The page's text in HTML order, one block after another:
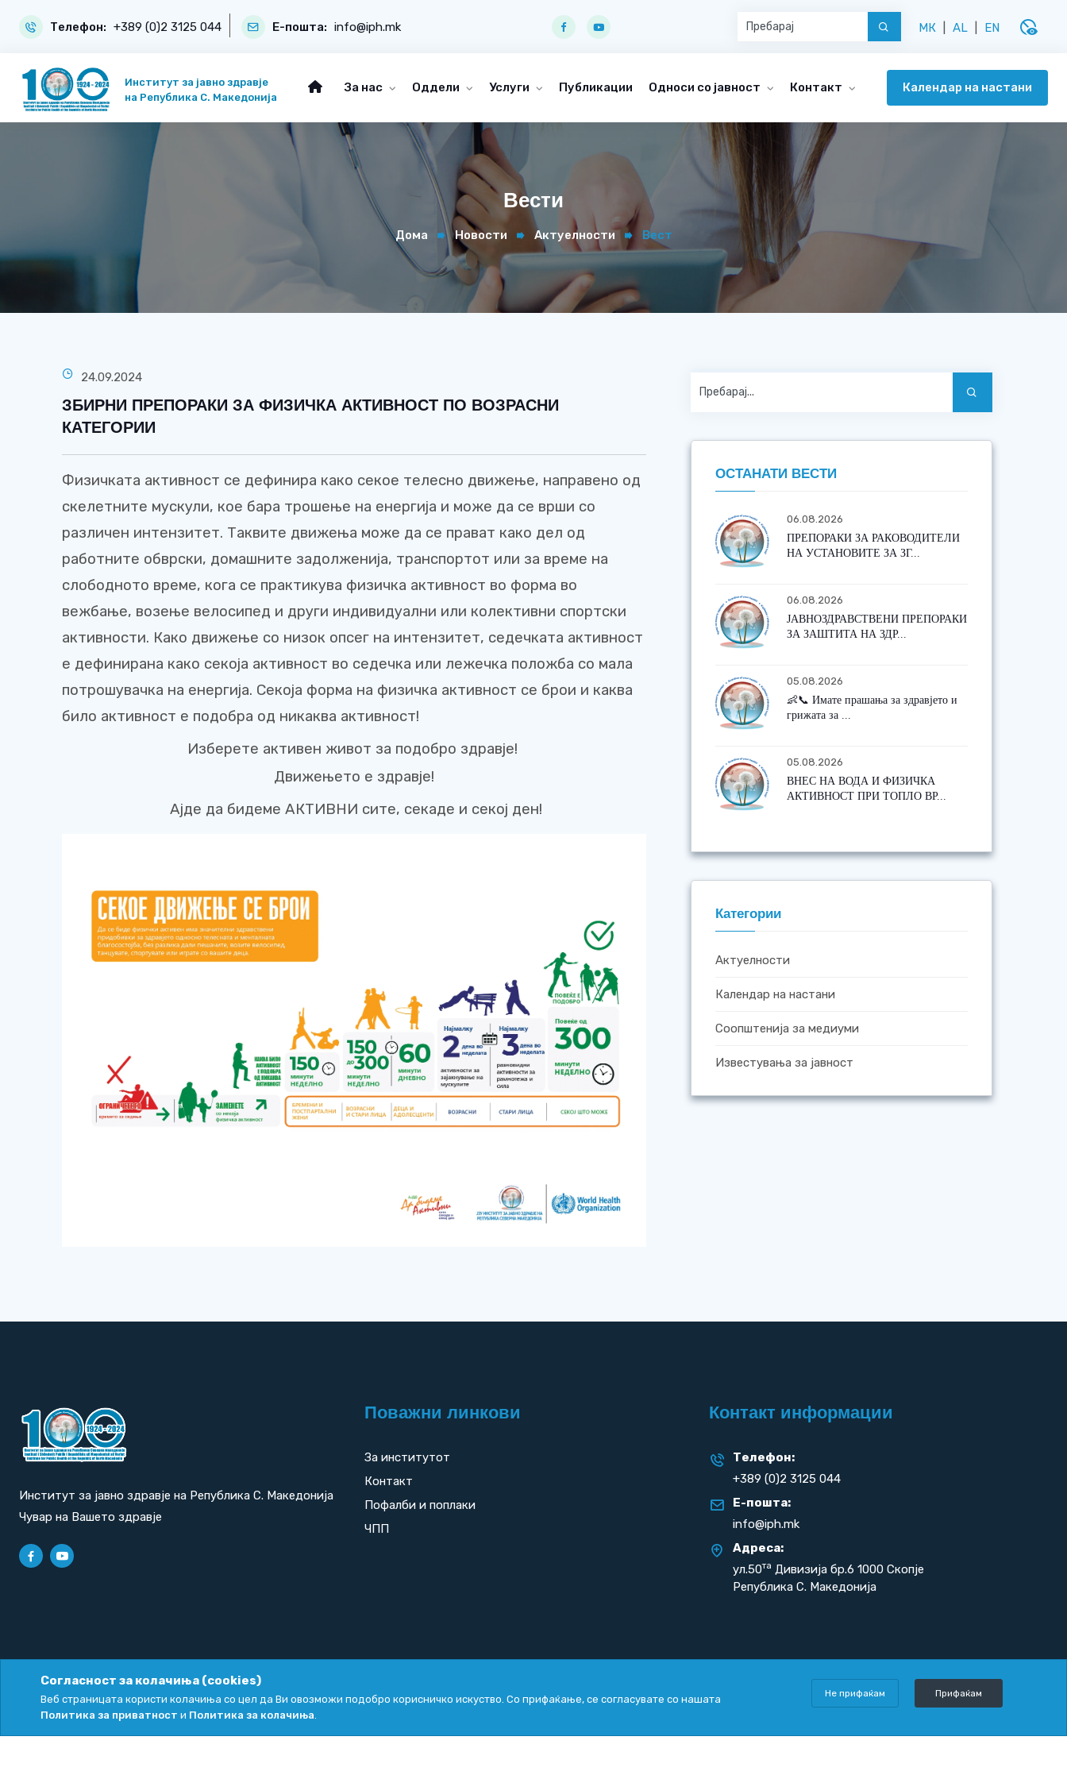
Телефон: +389 (0)2 3125 044 Е-пошта: info@iph.mk МК AL EN disabled_visible
Институт за јавно здравје
на Република С. Македонија
За нас Оддели Услуги Публикации Односи со јавност Контакт Календар на настани
Вести
Дома Новости Актуелности Вест
24.09.2024
ЗБИРНИ ПРЕПОРАКИ ЗА ФИЗИЧКА АКТИВНОСТ ПО ВОЗРАСНИ
КАТЕГОРИИ
Физичката активност се дефинира како секое телесно движење, направено од
скелетните мускули, кое бара трошење на енергија и може да се врши со
различен интензитет. Таквите движења може да се прават како дел од
работните обврски, домашните задолженија, транспортот или за време на
слободното време, кога се практикува физичка активност во форма во
вежбање, возење велосипед и други индивидуални или колективни спортски
активности. Како движење со низок опсег на интензитет, седечката активност
е дефинирана како секоја активност во седечка или лежечка положба со мала
потрошувачка на енергија. Секоја форма на физичка активност се брои и каква
било активност е подобра од никаква активност!
Изберете активен живот за подобро здравје!
Движењето е здравје!
Ајде да бидеме АКТИВНИ сите, секаде и секој ден!
ОСТАНАТИ ВЕСТИ
06.08.2026
ПРЕПОРАКИ ЗА РАКОВОДИТЕЛИ
НА УСТАНОВИТЕ ЗА ЗГ...
06.08.2026
ЈАВНОЗДРАВСТВЕНИ ПРЕПОРАКИ
ЗА ЗАШТИТА НА ЗДР...
05.08.2026
👶📞 Имате прашања за здравјето и
грижата за ...
05.08.2026
ВНЕС НА ВОДА И ФИЗИЧКА
АКТИВНОСТ ПРИ ТОПЛО ВР...
Категории
Актуелности
Календар на настани
Соопштенија за медиуми
Известувања за јавност
Институт за јавно здравје на Република С. Македонија
Чувар на Вашето здравје
Поважни линкови
За институтот
Контакт
Пофалби и поплаки
ЧПП
Контакт информации
Телефон:
+389 (0)2 3125 044
Е-пошта:
info@iph.mk
Адреса:
ул.50та Дивизија бр.6 1000 Скопје
Република С. Македонија
Политика за приватност | Политика за колачиња Copyright 2026. All rights reserved byUNET.
Согласност за колачиња (cookies)
Веб страницата користи колачиња со цел да Ви овозможи подобро корисничко искуство. Со прифаќање, се согласувате со нашата
Политика за приватност и Политика за колачиња.
Не прифаќам Прифаќам